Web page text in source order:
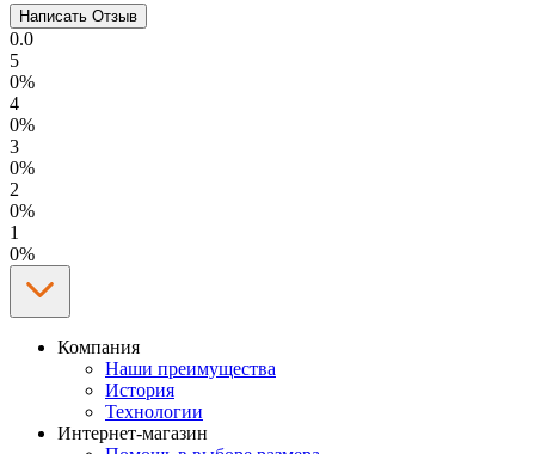
0.0
5
0%
4
0%
3
0%
2
0%
1
0%
Компания
Наши преимущества
История
Технологии
Интернет-магазин